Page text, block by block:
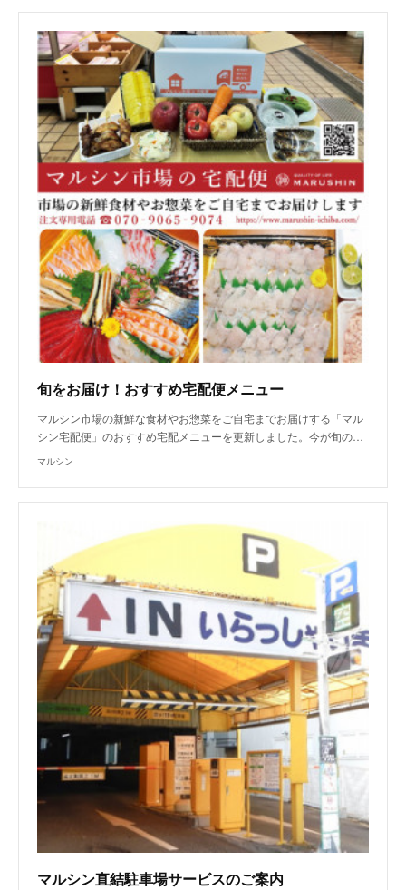
旬をお届け！おすすめ宅配便メニュー
マルシン市場の新鮮な食材やお惣菜をご自宅までお届けする「マル
シン宅配便」のおすすめ宅配メニューを更新しました。今が旬の…
マルシン
マルシン直結駐車場サービスのご案内